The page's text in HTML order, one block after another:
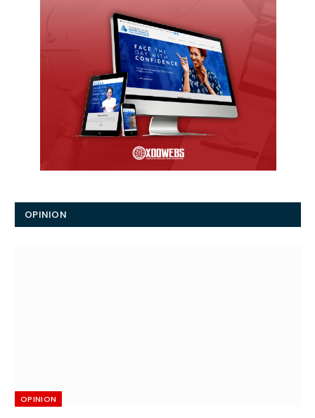
OPINION
OPINION